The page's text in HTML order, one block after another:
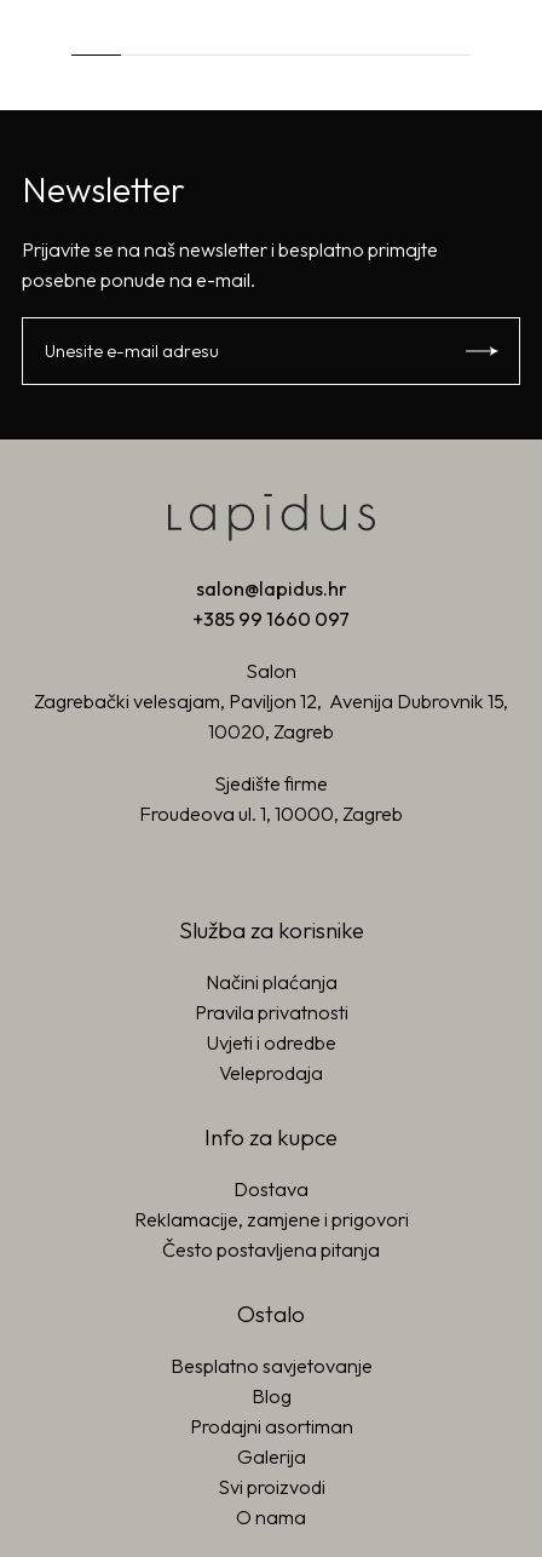
Newsletter
Prijavite se na naš newsletter i besplatno primajte
posebne ponude na e-mail.
salon@lapidus.hr
+385 99 1660 097
Salon
Zagrebački velesajam, Paviljon 12, Avenija Dubrovnik 15,
10020, Zagreb
Sjedište firme
Froudeova ul. 1, 10000, Zagreb
Služba za korisnike
Načini plaćanja
Pravila privatnosti
Uvjeti i odredbe
Veleprodaja
Info za kupce
Dostava
Reklamacije, zamjene i prigovori
Često postavljena pitanja
Ostalo
Besplatno savjetovanje
Blog
Prodajni asortiman
Galerija
Svi proizvodi
O nama